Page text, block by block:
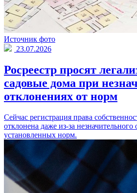
Источник фото
23.07.2026
Росреестр просят
садовые дома при
отклонениях от норм
Сейчас регистрация права
отклонена даже из-за незначительного
установленных норм.